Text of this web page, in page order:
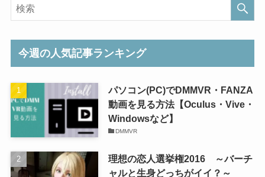
今週の人気記事ランキング
パソコン(PC)でDMMVR・FANZA
動画を見る方法【Oculus・Vive・
Windowsなど】
DMMVR
理想の恋人選挙権2016 ～バーチ
ャルと生身どっちがイイ？～